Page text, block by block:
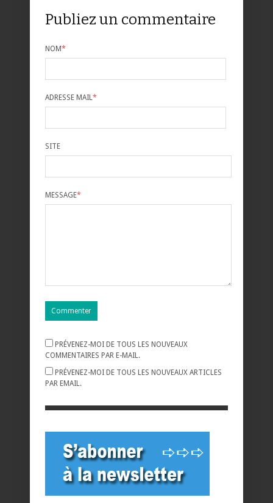
Publiez un commentaire
NOM*
ADRESSE MAIL *
SITE
MESSAGE*
PRÉVENEZ-MOI DE TOUS LES NOUVEAUX
COMMENTAIRES PAR E-MAIL.
PRÉVENEZ-MOI DE TOUS LES NOUVEAUX ARTICLES
PAR EMAIL.